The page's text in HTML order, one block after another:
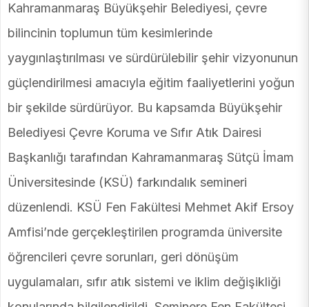
Kahramanmaraş Büyükşehir Belediyesi, çevre
bilincinin toplumun tüm kesimlerinde
yaygınlaştırılması ve sürdürülebilir şehir vizyonunun
güçlendirilmesi amacıyla eğitim faaliyetlerini yoğun
bir şekilde sürdürüyor. Bu kapsamda Büyükşehir
Belediyesi Çevre Koruma ve Sıfır Atık Dairesi
Başkanlığı tarafından Kahramanmaraş Sütçü İmam
Üniversitesinde (KSÜ) farkındalık semineri
düzenlendi. KSÜ Fen Fakültesi Mehmet Akif Ersoy
Amfisi’nde gerçekleştirilen programda üniversite
öğrencileri çevre sorunları, geri dönüşüm
uygulamaları, sıfır atık sistemi ve iklim değişikliği